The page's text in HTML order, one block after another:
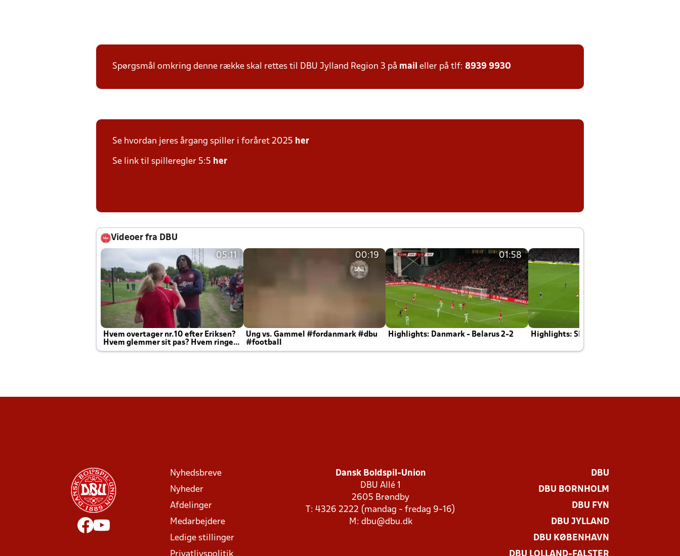
Spørgsmål omkring denne række skal rettes til DBU Jylland Region 3 på mail eller på tlf: 8939 9930
Se hvordan jeres årgang spiller i foråret 2025 her
Se link til spilleregler 5:5 her
Videoer fra DBU
05:11
Hvem overtager nr.10 efter Eriksen?
Hvem glemmer sit pas? Hvem ringer
Joachim altid til efter kampe?
00:19
Ung vs. Gammel #fordanmark #dbu
#football
01:58
Highlights: Danmark - Belarus 2-2 Highlights: Skotland - Danmark 4-2
Nyhedsbreve
Nyheder
Afdelinger
Medarbejdere
Ledige stillinger
Dansk Boldspil-Union
DBU Allé 1
2605 Brøndby
T: 4326 2222 (mandag - fredag 9-16)
M: dbu@dbu.dk
DBU
DBU BORNHOLM
DBU FYN
DBU JYLLAND
DBU KØBENHAVN